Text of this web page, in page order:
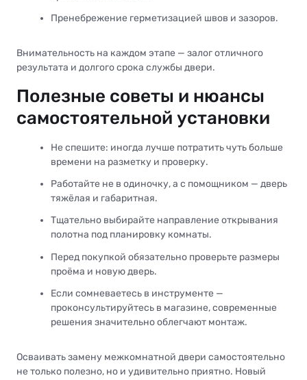
Пренебрежение герметизацией швов и зазоров.
Внимательность на каждом этапе — залог отличного
результата и долгого срока службы двери.
Полезные советы и нюансы
самостоятельной установки
Не спешите: иногда лучше потратить чуть больше
времени на разметку и проверку.
Работайте не в одиночку, а с помощником — дверь
тяжёлая и габаритная.
Тщательно выбирайте направление открывания
полотна под планировку комнаты.
Перед покупкой обязательно проверьте размеры
проёма и новую дверь.
Если сомневаетесь в инструменте —
проконсультируйтесь в магазине, современные
решения значительно облегчают монтаж.
Осваивать замену межкомнатной двери самостоятельно
не только полезно, но и удивительно приятно. Новый